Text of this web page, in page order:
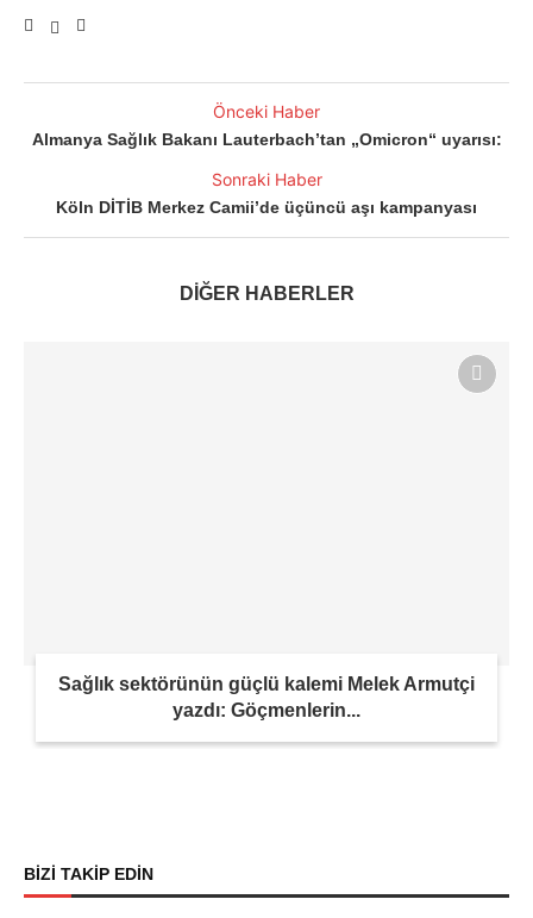
Önceki Haber
Almanya Sağlık Bakanı Lauterbach’tan „Omicron“ uyarısı:
Sonraki Haber
Köln DİTİB Merkez Camii’de üçüncü aşı kampanyası
DİĞER HABERLER
Sağlık sektörünün güçlü kalemi Melek Armutçi
yazdı: Göçmenlerin...
BİZİ TAKİP EDİN